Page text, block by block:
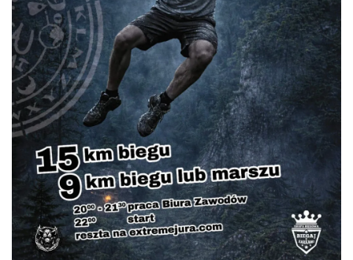
Gminne Dożynki w Zdowie
Zdów
2026-08-15
10.02 km
Juromania na Górze Zborów 18.09.2026
(piątek)